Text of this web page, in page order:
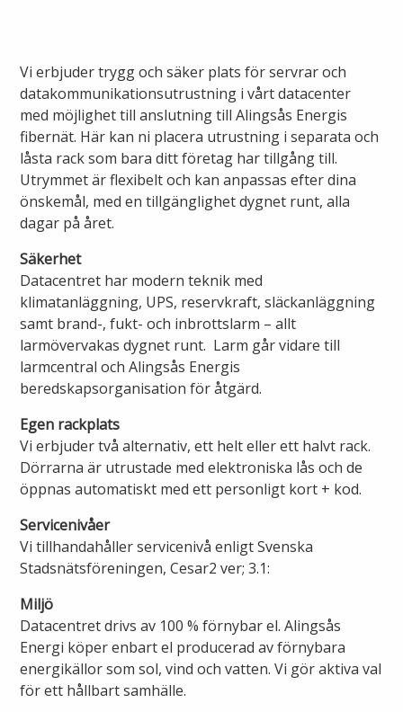
Våra avtalsvillkor
Sälj ditt överskott
Ändra anslutning
Ansluta egen elproduktion
Elmätare och HAN-port
Manuell frånkoppling
Din fjärrvärmecentral
Anslut dig till fjärrvärme
Byggvärme
Alingsås fibernät
Anslut dig till fiber
Ladda elbil
Felanmälan
Driftstörningar
Varför blir det strömavbrott?
Bra att ha hemma vid ett strömavbrott
Flyttanmälan
Kundservice
Ska du gräva?
Faktura och betalning
Konsumenträttigheter
Energispartips
Mina Sidor
Om oss
Kontakta oss
Om Alingsås Energi
Miljö och arbetsmiljö
Produktion
Vi erbjuder trygg och säker plats för servrar och
datakommunikationsutrustning i vårt datacenter
med möjlighet till anslutning till Alingsås Energis
fibernät. Här kan ni placera utrustning i separata och
låsta rack som bara ditt företag har tillgång till.
Utrymmet är flexibelt och kan anpassas efter dina
önskemål, med en tillgänglighet dygnet runt, alla
dagar på året.
Säkerhet
Datacentret har modern teknik med
klimatanläggning, UPS, reservkraft, släckanläggning
samt brand-, fukt- och inbrottslarm – allt
larmövervakas dygnet runt. Larm går vidare till
larmcentral och Alingsås Energis
beredskapsorganisation för åtgärd.
Egen rackplats
Vi erbjuder två alternativ, ett helt eller ett halvt rack.
Dörrarna är utrustade med elektroniska lås och de
öppnas automatiskt med ett personligt kort + kod.
Servicenivåer
Vi tillhandahåller servicenivå enligt Svenska
Stadsnätsföreningen, Cesar2 ver; 3.1:
Miljö
Datacentret drivs av 100 % förnybar el. Alingsås
Energi köper enbart el producerad av förnybara
energikällor som sol, vind och vatten. Vi gör aktiva val
för ett hållbart samhälle.